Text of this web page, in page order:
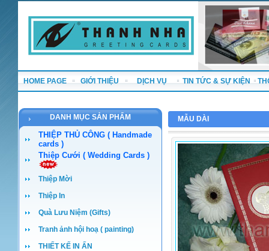
HOME PAGE GIỚI THIỆU DỊCH VỤ TIN TỨC & SỰ KIỆN
DANH MỤC SẢN PHẨM
THIỆP THỦ CÔNG ( Handmade
cards )
Thiệp Cưới ( Wedding Cards )
Thiệp Mời
Thiệp In
Quà Lưu Niệm (Gifts)
Tranh ảnh hội hoạ ( painting)
THIẾT KẾ IN ẤN
MẪU DÀI